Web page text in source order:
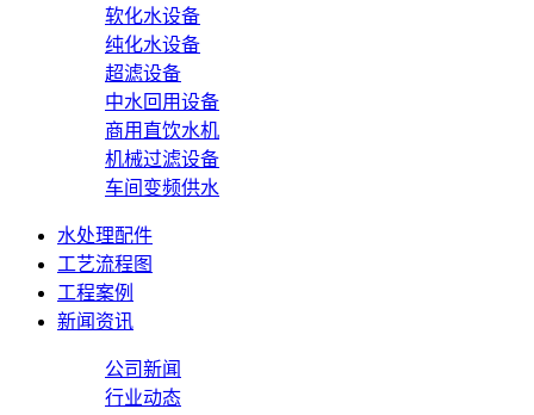
软化水设备
纯化水设备
超滤设备
中水回用设备
商用直饮水机
机械过滤设备
车间变频供水
水处理配件
工艺流程图
工程案例
新闻资讯
公司新闻
行业动态